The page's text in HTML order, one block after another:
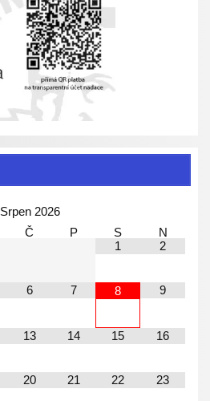
Srpen 2026
Č P S
N
1
2
6 7 8 9
13 14 15 16
20 21 22 23